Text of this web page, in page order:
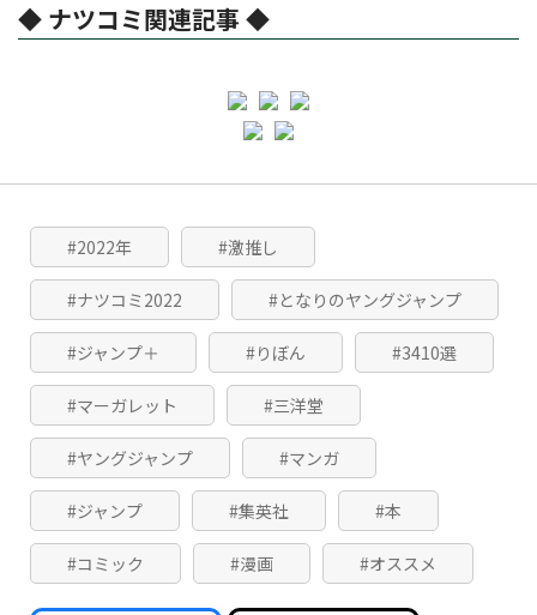
◆ ナツコミ関連記事 ◆
#2022年 #激推し
#ナツコミ2022 #となりのヤングジャンプ
#ジャンプ＋ #りぼん #3410選
#マーガレット #三洋堂
#ヤングジャンプ #マンガ
#ジャンプ #集英社 #本
#コミック #漫画 #オススメ